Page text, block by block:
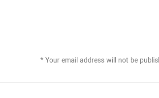
Your email address will not be
*